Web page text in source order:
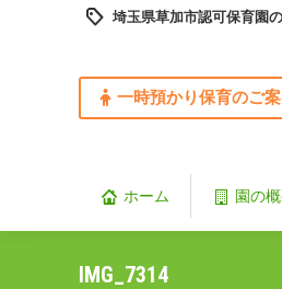
埼玉県草加市認可保育園
一時預かり保育のご
ホーム 園の
IMG_7314